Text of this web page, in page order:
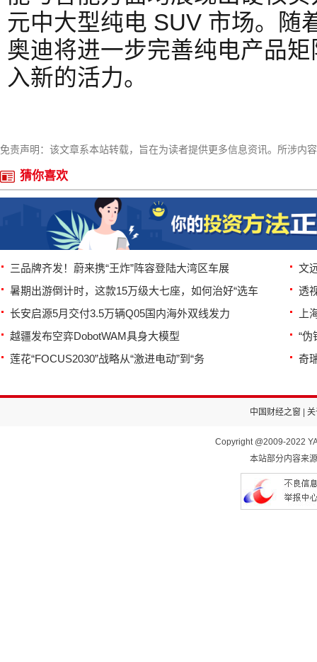
元中大型纯电 SUV 市场。随
奥迪将进一步完善纯电产品
入新的活力。
免责声明：该文章系本站转载，旨在为读者提供更多信息资讯。所涉内
猜你喜欢
三品牌齐发！蔚来携“王炸”阵容登陆大湾区车展
文
暑期出游倒计时，这款15万级大七座，如何治好“选车
透
长安启源5月交付3.5万辆Q05国内海外双线发力
上
越疆发布空弈DobotWAM具身大模型
“伪
莲花“FOCUS2030”战略从“激进电动”到“务
奇
中国财经之窗 关
Copyright @2009-2022
本站部分内容来